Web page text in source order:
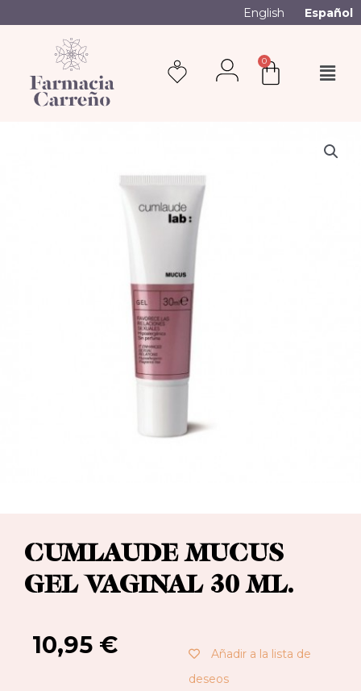
English Español
0
CUMLAUDE MUCUS
GEL VAGINAL 30 ML.
10,95 €
Añadir a la lista de
deseos